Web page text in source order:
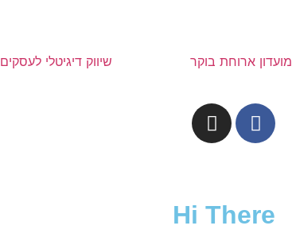
מועדון ארוחת בוקר שיווק דיגיטלי לעסקים
Hi There